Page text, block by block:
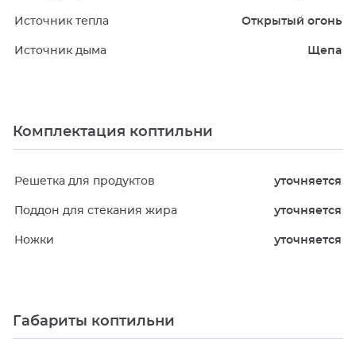
Источник тепла Открытый огонь
Источник дыма Щепа
Комплектация коптильни
Решетка для продуктов уточняется
Поддон для стекания жира уточняется
Ножки уточняется
Габариты коптильни